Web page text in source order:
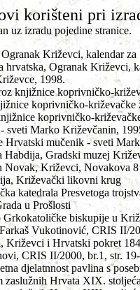
korišteni pri
uz izradu pojedine stranice.
Križevci, kalendar za
hrvatska, Ogranak Križevci,
1998.
knjižnice koprivničko-
koprivničko-križevačke
koprivničko-
sveti Marko Križevčanin,
Hrvatski mučenik - sveti
Habdija, Gradski muzej
Novak, Križevci, Novakova
Križevački likovni krug
katedrala Presvetoga
u Prošlosti
biskupije u
Vukotinović, CRIS II/
, Križevci i Hrvatski pokret
CRIS II/2000, br.1, str.
djelatnnost pavlina s
zaslužnih Hrvata XIX.